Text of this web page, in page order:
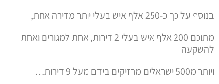
בנוסף על כך כ-250 אלף איש בעלי יותר מדירה אחת,
מתוכם 200 אלף איש בעלי 2 דירות, אחת למגורים ואחת
להשקעה
ויותר מ500 ישראלים מחזיקים בידם מעל 9 דירות…